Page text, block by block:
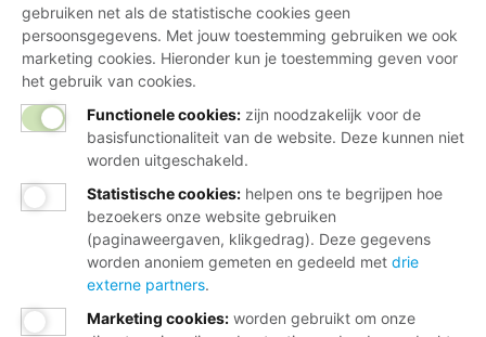
gebruiken net als de statistische cookies geen
persoonsgegevens. Met jouw toestemming gebruiken we ook
marketing cookies. Hieronder kun je toestemming geven voor
het gebruik van cookies.
Functionele cookies: zijn noodzakelijk voor de
basisfunctionaliteit van de website. Deze kunnen niet
worden uitgeschakeld.
Statistische cookies: helpen ons te begrijpen hoe
bezoekers onze website gebruiken
(paginaweergaven, klikgedrag). Deze gegevens
worden anoniem gemeten en gedeeld met drie
externe partners.
Marketing cookies: worden gebruikt om onze